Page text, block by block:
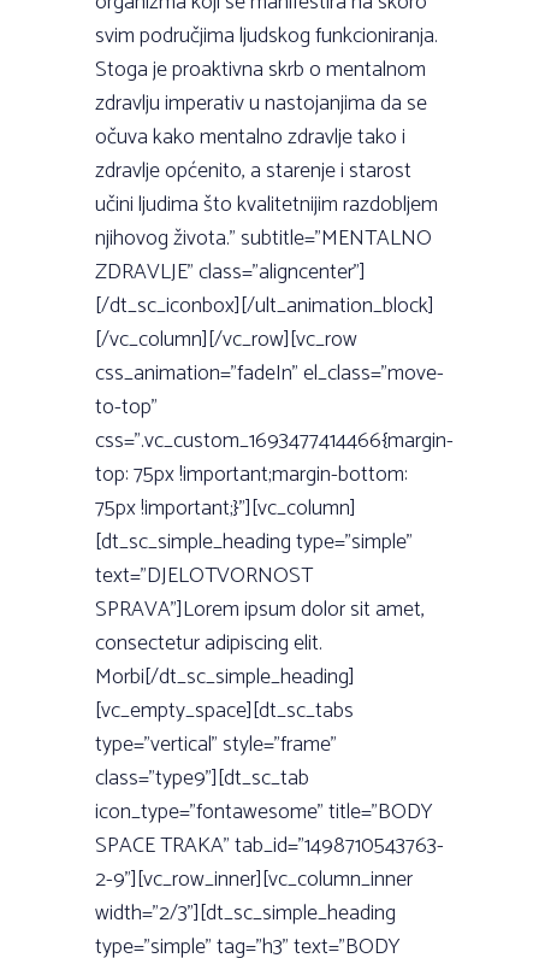
svim područjima ljudskog funkcioniranja.
Stoga je proaktivna skrb o mentalnom
zdravlju imperativ u nastojanjima da se
očuva kako mentalno zdravlje tako i
zdravlje općenito, a starenje i starost
učini ljudima što kvalitetnijim razdobljem
njihovog života.” subtitle=”MENTALNO
ZDRAVLJE” class=”aligncenter”]
[/dt_sc_iconbox][/ult_animation_block]
[/vc_column][/vc_row][vc_row
css_animation=”fadeIn” el_class=”move-
to-top”
css=”.vc_custom_1693477414466{margin-
top: 75px !important;margin-bottom:
75px !important;}”][vc_column]
[dt_sc_simple_heading type=”simple”
text=”DJELOTVORNOST
SPRAVA”]Lorem ipsum dolor sit amet,
consectetur adipiscing elit.
Morbi[/dt_sc_simple_heading]
[vc_empty_space][dt_sc_tabs
type=”vertical” style=”frame”
class=”type9”][dt_sc_tab
icon_type=”fontawesome” title=”BODY
SPACE TRAKA” tab_id=”1498710543763-
2-9”][vc_row_inner][vc_column_inner
width=”2/3”][dt_sc_simple_heading
type=”simple” tag=”h3” text=”BODY